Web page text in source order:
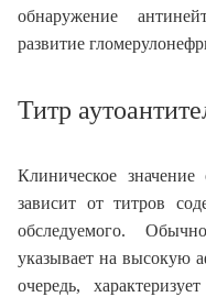
обнаружение
развитие
Титр
Клиническое значение
зависит от титров
обследуемого.
указывает на высокую
очередь,